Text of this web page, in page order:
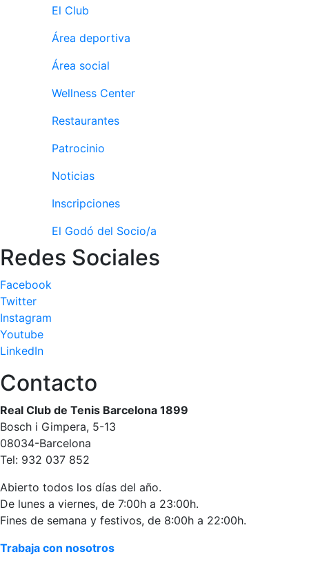
Inspirational
Actividades
Juegos de
Servicio de
personales
Actividades
dirigidas
Piscina
Normativa
Restaurante
El Snack
Casa Arilla
Bar Piscina
Patrocinio
Patrocinadores
El Club
Área deportiva
Área social
Wellness Center
Restaurantes
Patrocinio
Noticias
Inscripciones
El Godó del Socio/a
Redes Sociales
Facebook
Twitter
Instagram
Youtube
LinkedIn
Contacto
Real Club de Tenis Barcelona 1899
Bosch i Gimpera, 5-13
08034-Barcelona
Tel: 932 037 852
Abierto todos los días del año.
De lunes a viernes, de 7:00h a 23:00h.
Fines de semana y festivos, de 8:00h a 22:00h.
Trabaja con nosotros